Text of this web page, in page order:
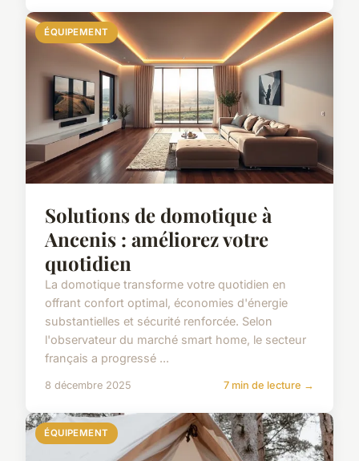
ÉQUIPEMENT
Solutions de domotique à
Ancenis : améliorez votre
quotidien
La domotique transforme votre quotidien en
offrant confort optimal, économies d'énergie
substantielles et sécurité renforcée. Selon
l'observateur du marché smart home, le secteur
français a progressé ...
8 décembre 2025 7 min de lecture →
ÉQUIPEMENT